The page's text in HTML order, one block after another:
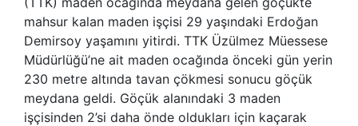
mahsur kalan maden işçisi 29 yaşındaki Erdoğan
Demirsoy yaşamını yitirdi. TTK Üzülmez Müessese
Müdürlüğü’ne ait maden ocağında önceki gün yerin
230 metre altında tavan çökmesi sonucu göçük
meydana geldi. Göçük alanındaki 3 maden
işçisinden 2’si daha önde oldukları için kaçarak